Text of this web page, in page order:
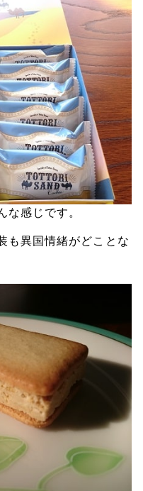
な感じです。
も異国情緒がどことな